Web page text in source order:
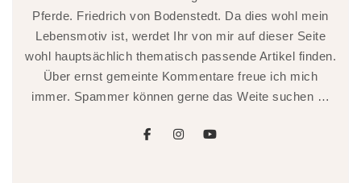
Pferde. Friedrich von Bodenstedt. Da dies wohl mein
Lebensmotiv ist, werdet Ihr von mir auf dieser Seite
wohl hauptsächlich thematisch passende Artikel finden.
Über ernst gemeinte Kommentare freue ich mich
immer. Spammer können gerne das Weite suchen …